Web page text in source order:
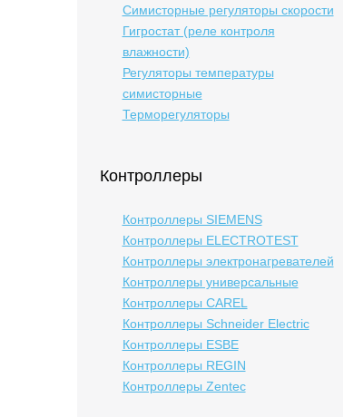
Симисторные регуляторы скорости
Гигростат (реле контроля
влажности)
Регуляторы температуры
симисторные
Терморегуляторы
Контроллеры
Контроллеры SIEMENS
Контроллеры ELECTROTEST
Контроллеры электронагревателей
Контроллеры универсальные
Контроллеры CAREL
Контроллеры Schneider Electric
Контроллеры ESBE
Контроллеры REGIN
Контроллеры Zentec